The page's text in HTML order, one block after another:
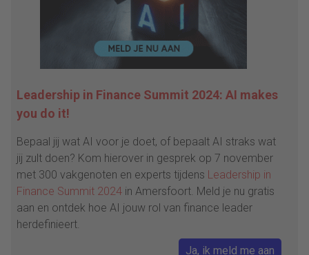
Leadership in Finance Summit 2024: AI makes
you do it!
Bepaal jij wat AI voor je doet, of bepaalt AI straks wat
jij zult doen? Kom hierover in gesprek op 7 november
met 300 vakgenoten en experts tijdens Leadership in
Finance Summit 2024 in Amersfoort. Meld je nu gratis
aan en ontdek hoe AI jouw rol van finance leader
herdefinieert.
Ja, ik meld me aan